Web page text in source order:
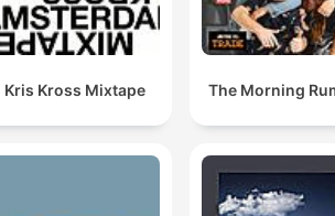
Kris Kross Mixtape The Morning